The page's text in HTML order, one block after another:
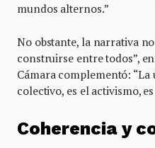
mundos alternos.”
No obstante, la narrativa
construirse entre todos”,
Cámara complementó:
colectivo, es el activismo,
Coherencia y